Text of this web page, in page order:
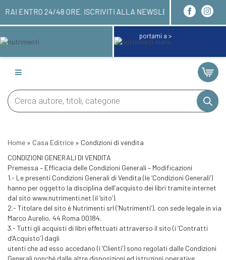
RICEVERAI ENTRO 24/48 ORE. ISCRIVITI
portami a >
Products
search
Home » Casa Editrice » Condizioni di vendita
CONDIZIONI GENERALI DI VENDITA
Premessa – Efficacia delle Condizioni Generali – Modificazioni
1.- Le presenti Condizioni Generali di Vendita (le ‘Condizioni Generali’)
hanno per oggetto la disciplina dell’acquisto dei libri tramite internet
dal sito www.nutrimenti.net (il ‘sito’).
2.- Titolare del sito è Nutrimenti srl (‘Nutrimenti’), con sede legale in via
Marco Aurelio, 44 Roma 00184.
3.- Tutti gli acquisti di libri effettuati attraverso il sito (i ‘Contratti
d’Acquisto’) dagli
utenti che ad esso accedano (i ‘Clienti’) sono regolati dalle Condizioni